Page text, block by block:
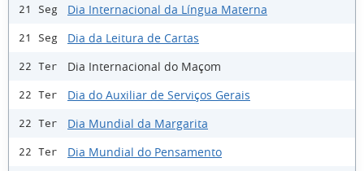
21 Seg Dia Internacional da Língua Materna
21 Seg Dia da Leitura de Cartas
22 Ter Dia Internacional do Maçom
22 Ter Dia do Auxiliar de Serviços Gerais
22 Ter Dia Mundial da Margarita
22 Ter Dia Mundial do Pensamento